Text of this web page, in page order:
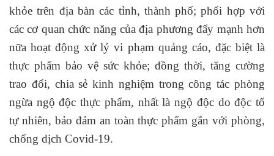
khỏe trên địa bàn các tỉnh, thành phố; phối hợp với
các cơ quan chức năng của địa phương đẩy mạnh hơn
nữa hoạt động xử lý vi phạm quảng cáo, đặc biệt là
thực phẩm bảo vệ sức khỏe; đồng thời, tăng cường
trao đổi, chia sẻ kinh nghiệm trong công tác phòng
ngừa ngộ độc thực phẩm, nhất là ngộ độc do độc tố
tự nhiên, bảo đảm an toàn thực phẩm gắn với phòng,
chống dịch Covid-19.